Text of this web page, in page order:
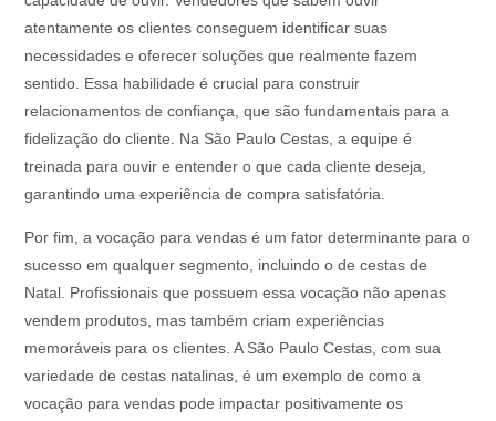
atentamente os clientes conseguem identificar suas
necessidades e oferecer soluções que realmente fazem
sentido. Essa habilidade é crucial para construir
relacionamentos de confiança, que são fundamentais para a
fidelização do cliente. Na São Paulo Cestas, a equipe é
treinada para ouvir e entender o que cada cliente deseja,
garantindo uma experiência de compra satisfatória.
Por fim, a vocação para vendas é um fator determinante para o
sucesso em qualquer segmento, incluindo o de cestas de
Natal. Profissionais que possuem essa vocação não apenas
vendem produtos, mas também criam experiências
memoráveis para os clientes. A São Paulo Cestas, com sua
variedade de cestas natalinas, é um exemplo de como a
vocação para vendas pode impactar positivamente os